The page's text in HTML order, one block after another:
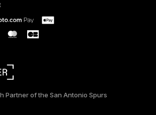
Partner of the San Antonio Spurs